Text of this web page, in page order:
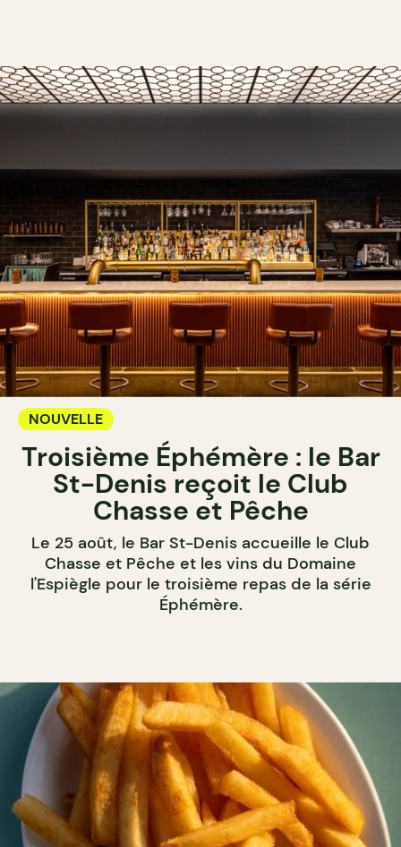
NOUVELLE
Troisième Éphémère : le Bar
St-Denis reçoit le Club
Chasse et Pêche
Le 25 août, le Bar St-Denis accueille le Club
Chasse et Pêche et les vins du Domaine
l'Espiègle pour le troisième repas de la série
Éphémère.